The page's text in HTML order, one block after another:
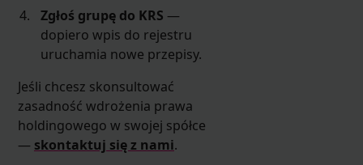
Zgłoś grupę do KRS —
dopiero wpis do rejestru
uruchamia nowe przepisy.
Jeśli chcesz skonsultować
zasadność wdrożenia prawa
holdingowego w swojej spółce
— skontaktuj się z nami.